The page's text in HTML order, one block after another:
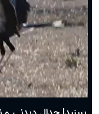
دعای روز چهارم ماه مبارک رمضان؛ ۳
دعای روز سوم ماه مبارک رمضان؛ ۱۴
دعای روز دوم ماه مبارک رمضان ۱ اسفند
دعای روز اول ماه مبارک رمضان، ۳۰
حضرت زینب(س) چگونه از
بهترین پیامک تبریک روز پدر ۱۴۰۴؛ جملات زیبا و